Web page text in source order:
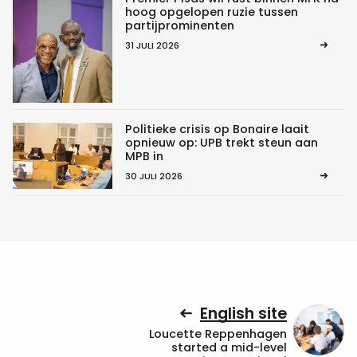
hoog opgelopen ruzie tussen
partijprominenten
31 JULI 2026
Politieke crisis op Bonaire laait
opnieuw op: UPB trekt steun aan
MPB in
30 JULI 2026
English site
Loucette Reppenhagen
started a mid-level